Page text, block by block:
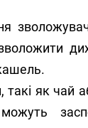
такі як чай